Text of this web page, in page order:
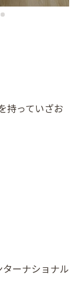
持っていざお
ーナショナル